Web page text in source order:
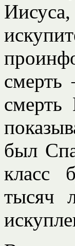
смерть
смерть
был
класс
тысяч